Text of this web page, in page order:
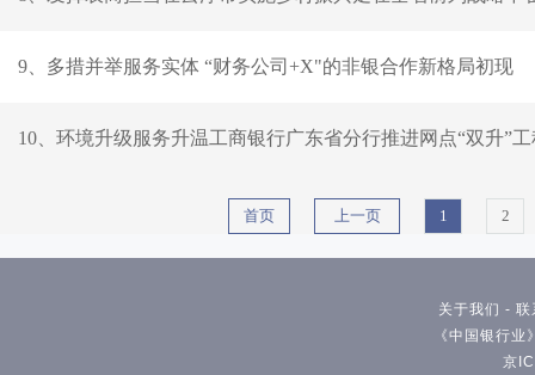
9、多措并举服务实体 “财务公司+X"的非银合作新格局初现
10、环境升级服务升温工商银行广东省分行推进网点“双升”
首页 上一页 1 2
关于我们 - 联
《中国银行
京